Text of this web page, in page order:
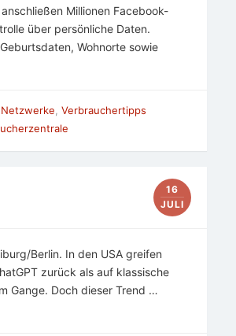
Millionen Facebook-
über persönliche Daten.
Wohnorte sowie
Verbrauchertipps
16
JULI
Berlin. In den USA greifen
zurück als auf klassische
Gange. Doch dieser Trend …